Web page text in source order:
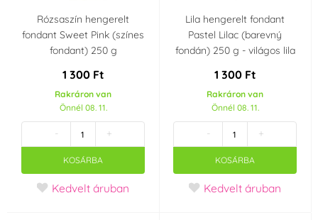
Rózsaszín hengerelt
fondant Sweet Pink (színes
fondant) 250 g
1 300 Ft
Rakráron van
Önnél 08. 11.
- +
KOSÁRBA
Kedvelt áruban
Lila hengerelt fondant
Pastel Lilac (barevný
fondán) 250 g - világos lila
1 300 Ft
Rakráron van
Önnél 08. 11.
- +
KOSÁRBA
Kedvelt áruban